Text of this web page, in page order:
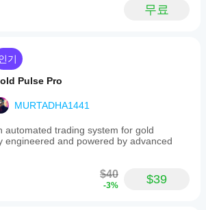
무료
기
Pulse Pro
MURTADHA1441
automated trading system for gold
engineered and powered by advanced
$40
-3% $39